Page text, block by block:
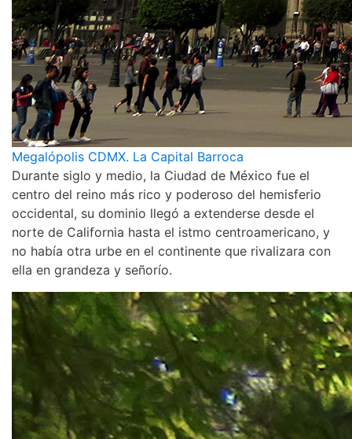
Megalópolis CDMX. La Capital Barroca
Durante siglo y medio, la Ciudad de México fue el
centro del reino más rico y poderoso del hemisferio
occidental, su dominio llegó a extenderse desde el
norte de California hasta el istmo centroamericano, y
no había otra urbe en el continente que rivalizara con
ella en grandeza y señorío.